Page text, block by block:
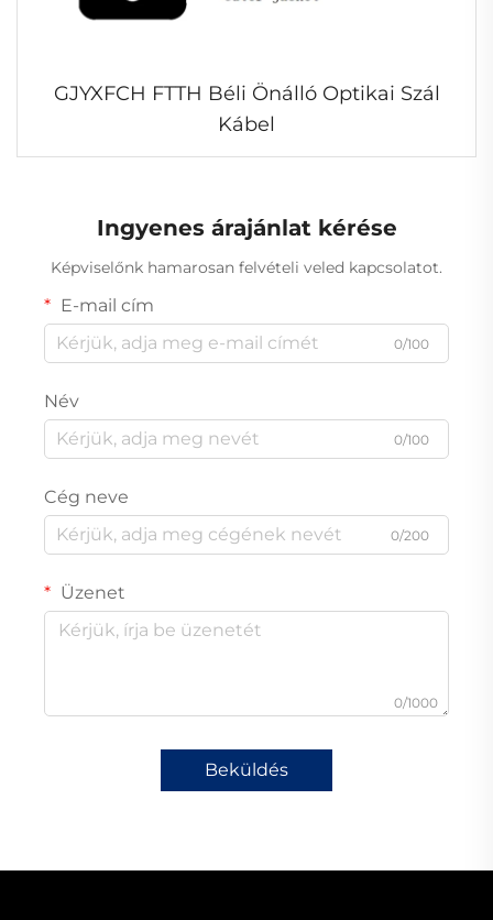
GJYXFCH FTTH Béli Önálló Optikai Szál
Kábel
Ingyenes árajánlat kérése
Képviselőnk hamarosan felvételi veled kapcsolatot.
E-mail cím
0/100
Név
0/100
Cég neve
0/200
Üzenet
0/1000
Beküldés